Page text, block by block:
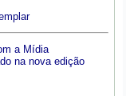
a Mídia
na nova edição